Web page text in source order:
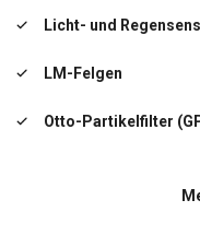
Licht- und
LM-Felgen
Otto-Partikelfilter